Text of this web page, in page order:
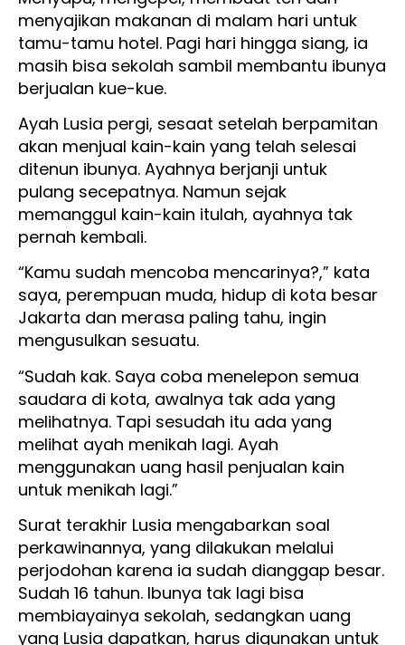
menyajikan makanan di malam hari untuk
tamu-tamu hotel. Pagi hari hingga siang, ia
masih bisa sekolah sambil membantu ibunya
berjualan kue-kue.
Ayah Lusia pergi, sesaat setelah berpamitan
akan menjual kain-kain yang telah selesai
ditenun ibunya. Ayahnya berjanji untuk
pulang secepatnya. Namun sejak
memanggul kain-kain itulah, ayahnya tak
pernah kembali.
“Kamu sudah mencoba mencarinya?,” kata
saya, perempuan muda, hidup di kota besar
Jakarta dan merasa paling tahu, ingin
mengusulkan sesuatu.
“Sudah kak. Saya coba menelepon semua
saudara di kota, awalnya tak ada yang
melihatnya. Tapi sesudah itu ada yang
melihat ayah menikah lagi. Ayah
menggunakan uang hasil penjualan kain
untuk menikah lagi.”
Surat terakhir Lusia mengabarkan soal
perkawinannya, yang dilakukan melalui
perjodohan karena ia sudah dianggap besar.
Sudah 16 tahun. Ibunya tak lagi bisa
membiayainya sekolah, sedangkan uang
yang Lusia dapatkan, harus digunakan untuk